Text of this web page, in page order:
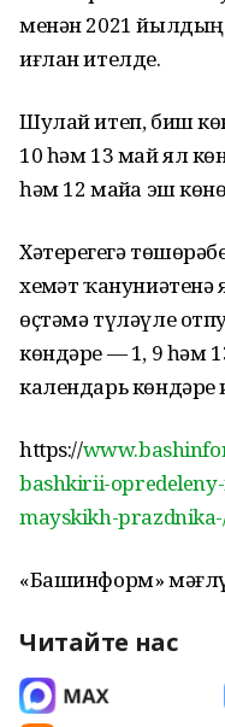
менән 2021 йылдың
иғлан ителде.
Шулай итеп, биш
10 һәм 13 май ял
һәм 12 майҙа эш
Хәтерегеҙгә
хеҙмәт
өҫтәмә түләүле
көндәре — 1, 9 һәм
календарь көндәре
https://
bashkirii-
mayskikh-
«Башинформ»
Читайте нас